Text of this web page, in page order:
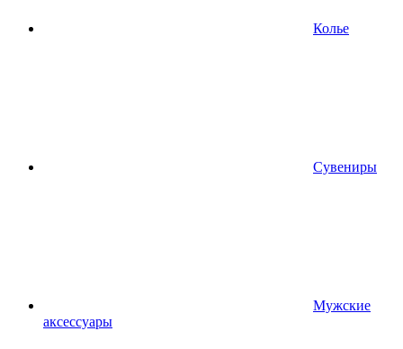
Колье
Сувениры
Мужские
аксессуары